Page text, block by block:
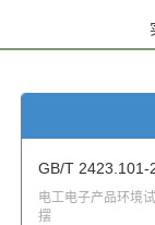
GB/T 2423.101-
电工电子产品环境
摆